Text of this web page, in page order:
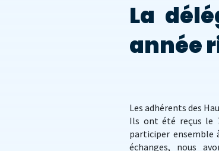
La
année
Les adhérents des
Ils ont été reçus le
participer ensemble
échanges, nous